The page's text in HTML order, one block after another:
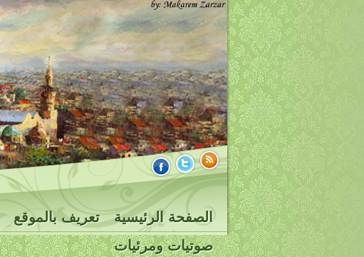
الصفحة الرئيسية تعريف بالموقع
صوتيات ومرئيات